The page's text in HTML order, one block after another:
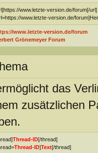
www.letzte-version.de/forum[/url]
www.letzte-version.de/
www.letzte-version.de/forum
Grönemeyer Forum
das
zusätzlichen
Thread-ID[/thread]
Thread-ID]Text[/thread]